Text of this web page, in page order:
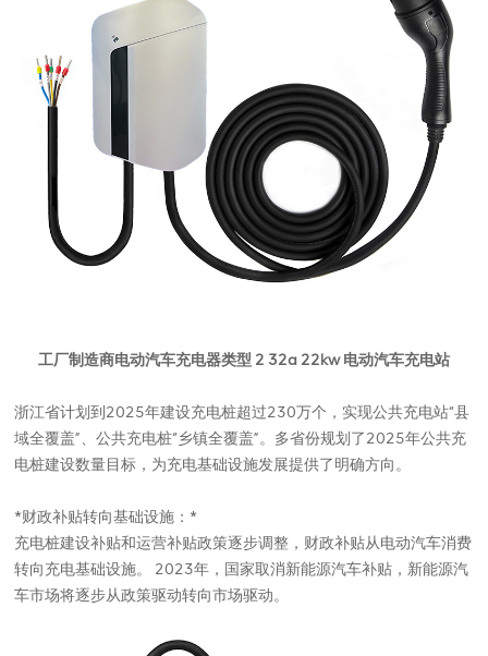
工厂制造商电动汽车充电器类型 2 32a 22kw 电动汽车充电站
浙江省计划到2025年建设充电桩超过230万个，实现公共充电站“县
域全覆盖”、公共充电桩“乡镇全覆盖”。多省份规划了2025年公共充
电桩建设数量目标，为充电基础设施发展提供了明确方向。
*财政补贴转向基础设施：*
充电桩建设补贴和运营补贴政策逐步调整，财政补贴从电动汽车消费
转向充电基础设施。 2023年，国家取消新能源汽车补贴，新能源汽
车市场将逐步从政策驱动转向市场驱动。